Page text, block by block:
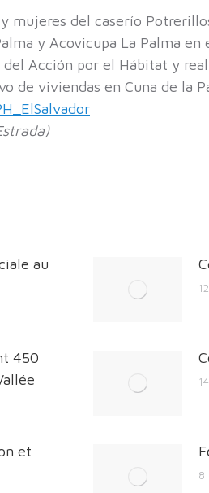
mujeres del caserío
y Acovicupa La Palma en
Acción por el Hábitat y
de viviendas en Cuna de la
au
450
et
8